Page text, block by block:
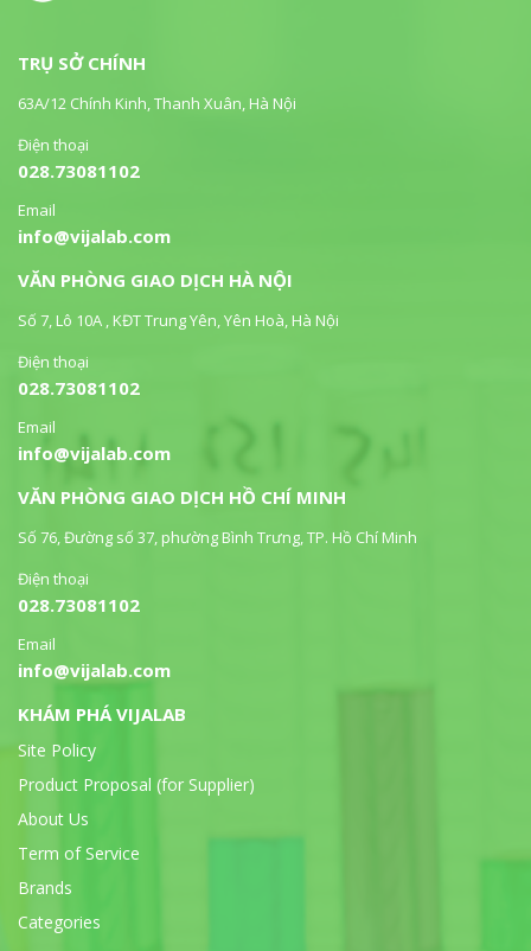
TRỤ SỞ CHÍNH
63A/12 Chính Kinh, Thanh Xuân, Hà Nội
Điện thoại
028.73081102
Email
info@vijalab.com
VĂN PHÒNG GIAO DỊCH HÀ NỘI
Số 7, Lô 10A , KĐT Trung Yên, Yên Hoà, Hà Nội
Điện thoại
028.73081102
Email
info@vijalab.com
VĂN PHÒNG GIAO DỊCH HỒ CHÍ MINH
Số 76, Đường số 37, phường Bình Trưng, TP. Hồ Chí Minh
Điện thoại
028.73081102
Email
info@vijalab.com
KHÁM PHÁ VIJALAB
Site Policy
Product Proposal (for Supplier)
About Us
Term of Service
Brands
Categories